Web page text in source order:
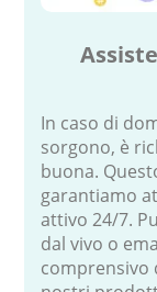
In caso di
sorgono, è
buona.
garantiamo
attivo 24/7.
dal vivo o
comprensivo